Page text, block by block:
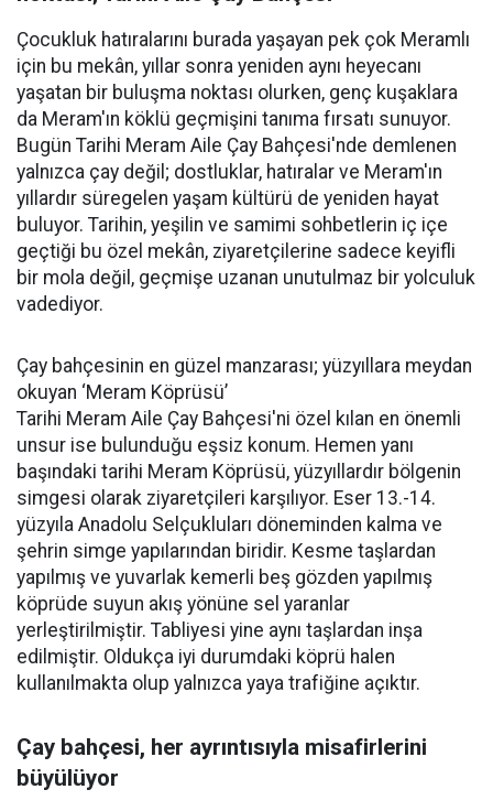
Çocukluk hatıralarını burada yaşayan pek çok Meramlı
için bu mekân, yıllar sonra yeniden aynı heyecanı
yaşatan bir buluşma noktası olurken, genç kuşaklara
da Meram'ın köklü geçmişini tanıma fırsatı sunuyor.
Bugün Tarihi Meram Aile Çay Bahçesi'nde demlenen
yalnızca çay değil; dostluklar, hatıralar ve Meram'ın
yıllardır süregelen yaşam kültürü de yeniden hayat
buluyor. Tarihin, yeşilin ve samimi sohbetlerin iç içe
geçtiği bu özel mekân, ziyaretçilerine sadece keyifli
bir mola değil, geçmişe uzanan unutulmaz bir yolculuk
vadediyor.
Çay bahçesinin en güzel manzarası; yüzyıllara meydan
okuyan ‘Meram Köprüsü’
Tarihi Meram Aile Çay Bahçesi'ni özel kılan en önemli
unsur ise bulunduğu eşsiz konum. Hemen yanı
başındaki tarihi Meram Köprüsü, yüzyıllardır bölgenin
simgesi olarak ziyaretçileri karşılıyor. Eser 13.-14.
yüzyıla Anadolu Selçukluları döneminden kalma ve
şehrin simge yapılarından biridir. Kesme taşlardan
yapılmış ve yuvarlak kemerli beş gözden yapılmış
köprüde suyun akış yönüne sel yaranlar
yerleştirilmiştir. Tabliyesi yine aynı taşlardan inşa
edilmiştir. Oldukça iyi durumdaki köprü halen
kullanılmakta olup yalnızca yaya trafiğine açıktır.
Çay bahçesi, her ayrıntısıyla misafirlerini
büyülüyor